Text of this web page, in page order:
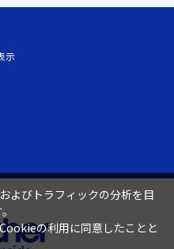
示
よびトラフィックの分析を目
の利用に同意したことと